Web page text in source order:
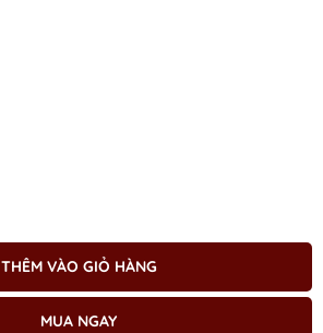
THÊM VÀO GIỎ HÀNG
MUA NGAY